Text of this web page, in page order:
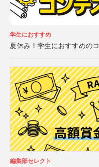
学生におすすめ
夏休み！学生におすすめの
編集部セレクト